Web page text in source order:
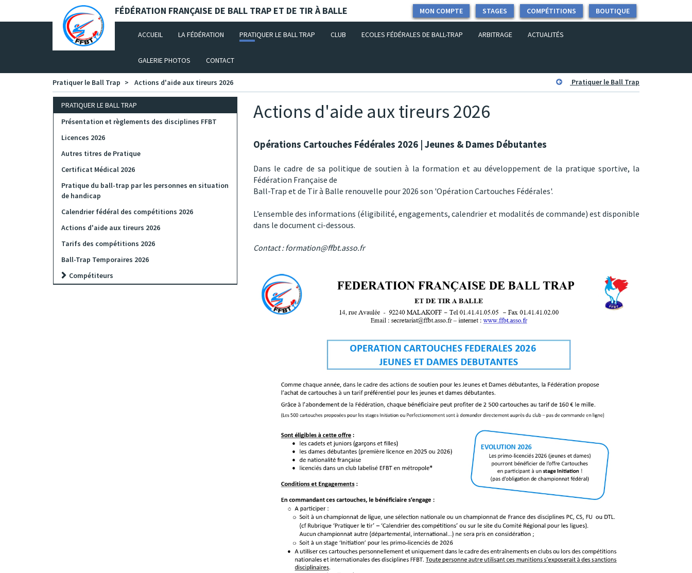
Panneau de gestion des cookies FÉDÉRATION FRANÇAISE DE BALL TRAP ET DE TIR À BALLE BOUTIQUE
COMPÉTITIONS
STAGES
MON COMPTE
ACCUEIL (CURRENT)
LA FÉDÉRATION PRATIQUER LE BALL TRAP CLUB ECOLES FÉDÉRALES DE BALL-TRAP ARBITRAGE ACTUALITÉS
GALERIE PHOTOS CONTACT
Pratiquer le Ball Trap Actions d'aide aux tireurs 2026 Pratiquer le Ball Trap
PRATIQUER LE BALL TRAP
Présentation et règlements des disciplines FFBT
Licences 2026
Autres titres de Pratique
Certificat Médical 2026
Pratique du ball-trap par les personnes en situation
de handicap
Calendrier fédéral des compétitions 2026
Actions d'aide aux tireurs 2026
Tarifs des compétitions 2026
Ball-Trap Temporaires 2026
Compétiteurs
Actions d'aide aux tireurs 2026
Opérations Cartouches Fédérales 2026 | Jeunes & Dames Débutantes
Dans le cadre de sa politique de soutien à la formation et au développement de la pratique sportive, la
Fédération Française de
Ball-Trap et de Tir à Balle renouvelle pour 2026 son 'Opération Cartouches Fédérales'.
L’ensemble des informations (éligibilité, engagements, calendrier et modalités de commande) est disponible
dans le document ci-dessous.
Contact :formation@ffbt.asso.fr